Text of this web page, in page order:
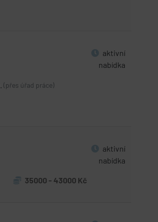
aktivní
nabídka
(přes úřad práce)
aktivní
nabídka
35000 - 43000 Kč